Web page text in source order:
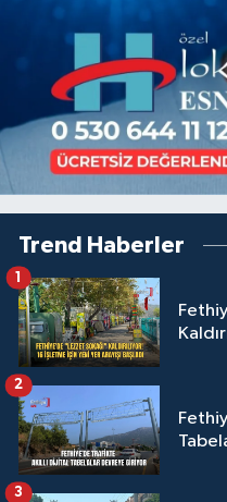
Trend Haberler
1
2
3